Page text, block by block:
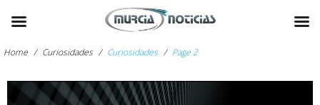
Skip
toHome / Curiosidades / Curiosidades / Page 2
Categoría:
Curiosidades